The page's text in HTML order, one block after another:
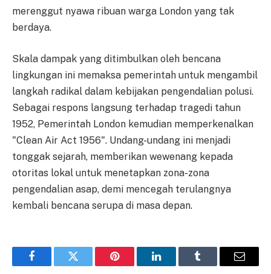
merenggut nyawa ribuan warga London yang tak
berdaya.
Skala dampak yang ditimbulkan oleh bencana
lingkungan ini memaksa pemerintah untuk mengambil
langkah radikal dalam kebijakan pengendalian polusi.
Sebagai respons langsung terhadap tragedi tahun
1952, Pemerintah London kemudian memperkenalkan
"Clean Air Act 1956". Undang-undang ini menjadi
tonggak sejarah, memberikan wewenang kepada
otoritas lokal untuk menetapkan zona-zona
pengendalian asap, demi mencegah terulangnya
kembali bencana serupa di masa depan.
FacebookTwitter Pinterest LinkedInTumblr Email